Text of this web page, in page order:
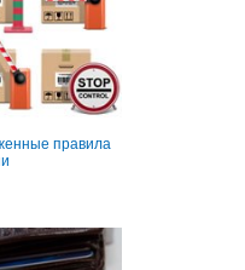
правила